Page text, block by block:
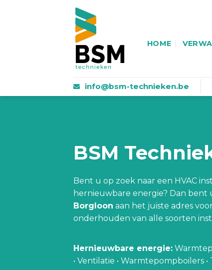
HOME
info@bsm-technieken.be
BSM
Bent u op zoek naar een HVAC
hernieuwbare energie? Dan bent
Borgloon aan het juiste adres
onderhouden van alle soorten
Hernieuwbare energie:
• Ventilatie • Warmtepompboilers